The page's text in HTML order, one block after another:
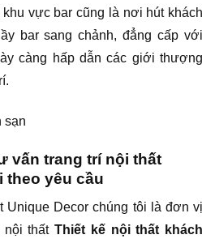
khu vực bar cũng là nơi hút khách
bar sang chảnh, đẳng cấp với
càng hấp dẫn các giới thượng
vấn trang trí nội thất
theo yêu cầu
Unique Decor chúng tôi là đơn vị
nội thấtThiết kế nội thất khách